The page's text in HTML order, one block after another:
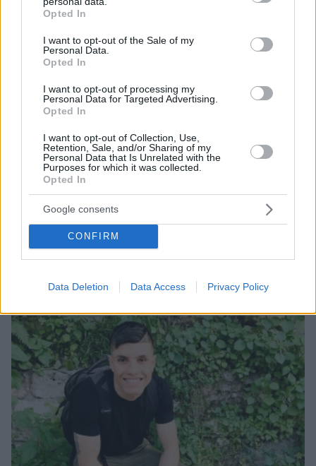
grant or deny consent to Google and its third-party tags to
use your data for below specified purposes in below Google
consent section.
Opted In
I want to opt-out of the Sale of my
Personal Data.
Opted In
I want to opt-out of processing my
Personal Data for Targeted Advertising.
Opted In
I want to opt-out of Collection, Use,
Retention, Sale, and/or Sharing of my
Personal Data that Is Unrelated with the
Purposes for which it was collected.
Opted In
Google consents
CONFIRM
Data Deletion Data Access Privacy Policy
«Τα έχω χάσει όλα»: Συντετριμμένος ο πατέρας
και σύζυγος των θυμάτων στο τροχαίο στις
07.08.2026, 14:57